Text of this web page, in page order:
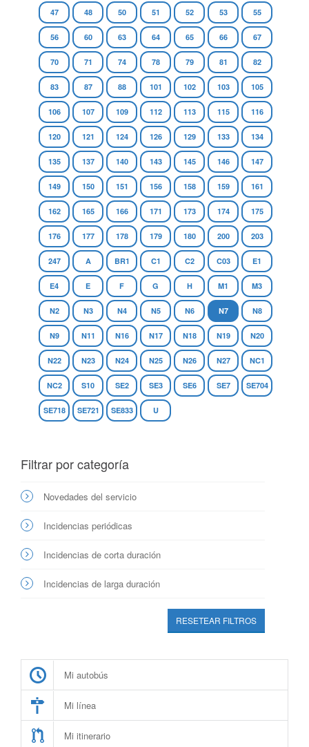
47 48 50 51 52 53 55
56 60 63 64 65 66 67
70 71 74 78 79 81 82
83 87 88 101 102 103 105
106 107 109 112 113 115 116
120 121 124 126 129 133 134
135 137 140 143 145 146 147
149 150 151 156 158 159 161
162 165 166 171 173 174 175
176 177 178 179 180 200 203
247 A BR1 C1 C2 C03 E1
E4 E F G H M1 M3
N2 N3 N4 N5 N6 N7 N8
N9 N11 N16 N17 N18 N19 N20
N22 N23 N24 N25 N26 N27 NC1
NC2 S10 SE2 SE3 SE6 SE7 SE704
SE718 SE721 SE833 U
Filtrar por categoría
Novedades del servicio
Incidencias periódicas
Incidencias de corta duración
Incidencias de larga duración
RESETEAR FILTROS
Mi autobús
Mi línea
Mi itinerario